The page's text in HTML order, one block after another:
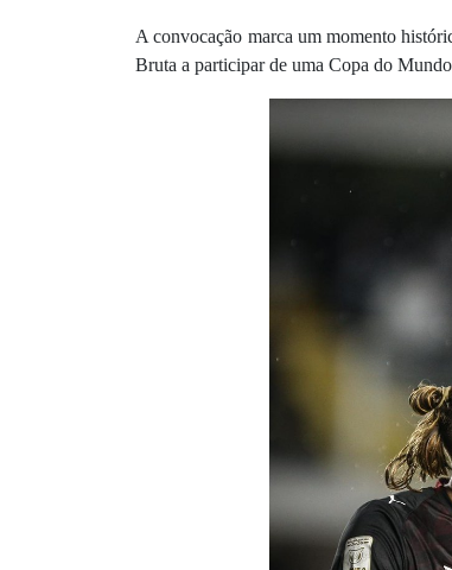
A convocação marca um momento
Bruta a participar de uma Copa do